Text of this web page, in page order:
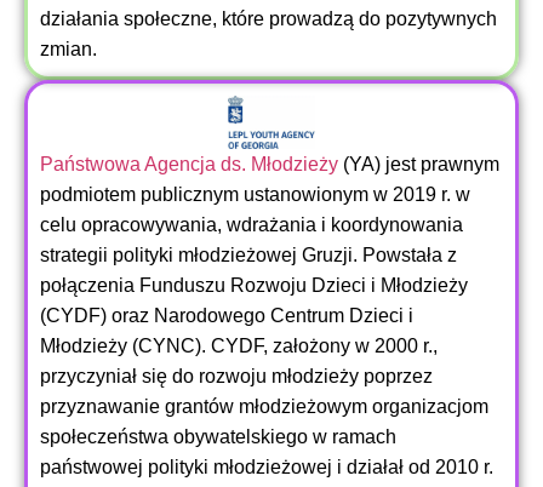
działania społeczne, które prowadzą do pozytywnych
zmian.
Państwowa Agencja ds. Młodzieży (YA) jest prawnym
podmiotem publicznym ustanowionym w 2019 r. w
celu opracowywania, wdrażania i koordynowania
strategii polityki młodzieżowej Gruzji. Powstała z
połączenia Funduszu Rozwoju Dzieci i Młodzieży
(CYDF) oraz Narodowego Centrum Dzieci i
Młodzieży (CYNC). CYDF, założony w 2000 r.,
przyczyniał się do rozwoju młodzieży poprzez
przyznawanie grantów młodzieżowym organizacjom
społeczeństwa obywatelskiego w ramach
państwowej polityki młodzieżowej i działał od 2010 r.